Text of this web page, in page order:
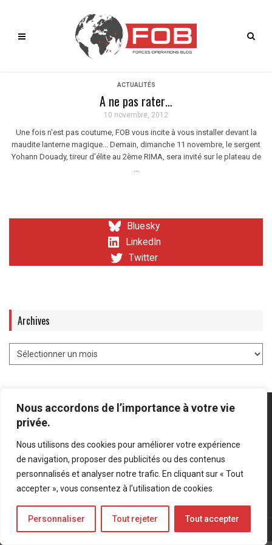
Nous accordons de l’importance à votre vie
privée.
Nous utilisons des cookies pour améliorer votre expérience
de navigation, proposer des publicités ou des contenus
personnalisés et analyser notre trafic. En cliquant sur « Tout
accepter », vous consentez à l’utilisation de cookies.
Personnaliser Tout rejeter Tout accepter
ACTUALITÉS
A ne pas rater…
10 novembre, 2012
Une fois n'est pas coutume, FOB vous incite à vous installer devant la
maudite lanterne magique... Demain, dimanche 11 novembre, le sergent
Yohann Douady, tireur d'élite au 2ème RIMA, sera invité sur le plateau de
...
Bluesky
LinkedIn
Twitter
Archives
Mentions légales-Politique de confidentialité
Bluesky
LinkedIn
Twitter
© Forces Operations Blog - 2022